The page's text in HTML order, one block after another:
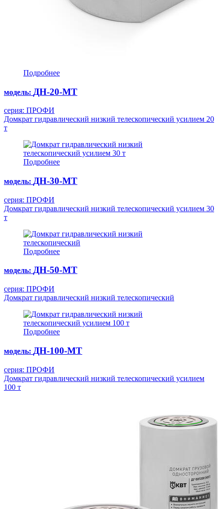
Подробнее
модель: ДН-20-МТ
серия: ПРОФИ
Домкрат гидравлический низкий телескопический усилием 20
т
Подробнее
модель: ДН-30-МТ
серия: ПРОФИ
Домкрат гидравлический низкий телескопический усилием 30
т
Подробнее
модель: ДН-50-МТ
серия: ПРОФИ
Домкрат гидравлический низкий телескопический
Подробнее
модель: ДН-100-МТ
серия: ПРОФИ
Домкрат гидравлический низкий телескопический усилием
100 т